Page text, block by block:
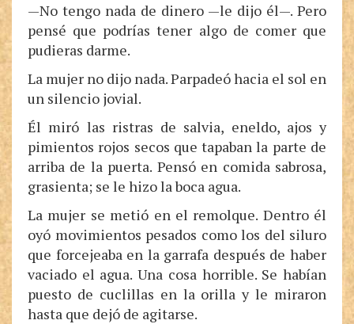
—No tengo nada de dinero —le dijo él—. Pero
pensé que podrías tener algo de comer que
pudieras darme.
La mujer no dijo nada. Parpadeó hacia el sol en
un silencio jovial.
Él miró las ristras de salvia, eneldo, ajos y
pimientos rojos secos que tapaban la parte de
arriba de la puerta. Pensó en comida sabrosa,
grasienta; se le hizo la boca agua.
La mujer se metió en el remolque. Dentro él
oyó movimientos pesados como los del siluro
que forcejeaba en la garrafa después de haber
vaciado el agua. Una cosa horrible. Se habían
puesto de cuclillas en la orilla y le miraron
hasta que dejó de agitarse.